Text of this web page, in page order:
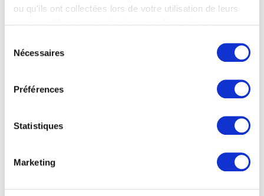
ou qu'ils ont collectées lors de votre utilisation de leurs
Nécessaires
Préférences
Statistiques
Marketing